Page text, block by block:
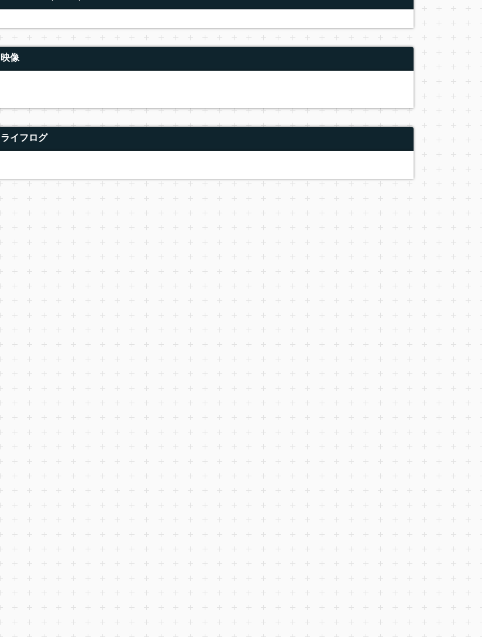
映像
ライフログ